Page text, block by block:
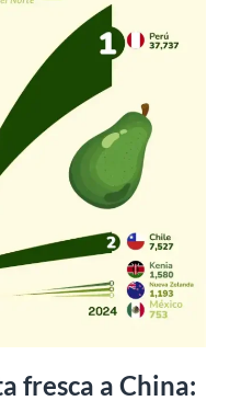
fresca a China: